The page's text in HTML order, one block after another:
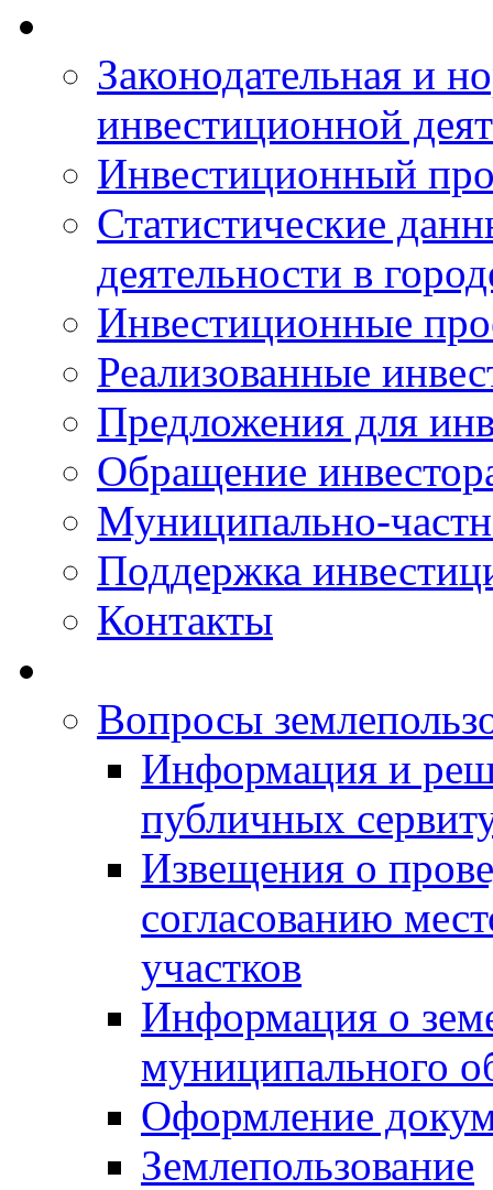
Законодательная и
инвестиционной
Инвестиционный
Статистические
деятельности в
Инвестиционные
Реализованные
Предложения для
Обращение
Муниципально-
Поддержка
Контакты
Вопросы
Информация и
публичных
Извещения о
согласованию
участков
Информация о
муниципального
Оформление
Землепользование